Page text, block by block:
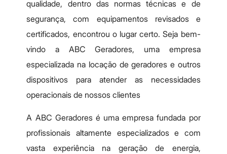
qualidade, dentro das normas técnicas e de
segurança, com equipamentos revisados e
certificados, encontrou o lugar certo. Seja bem-
vindo a ABC Geradores, uma empresa
especializada na locação de geradores e outros
dispositivos para atender as necessidades
operacionais de nossos clientes
A ABC Geradores é uma empresa fundada por
profissionais altamente especializados e com
vasta experiência na geração de energia,